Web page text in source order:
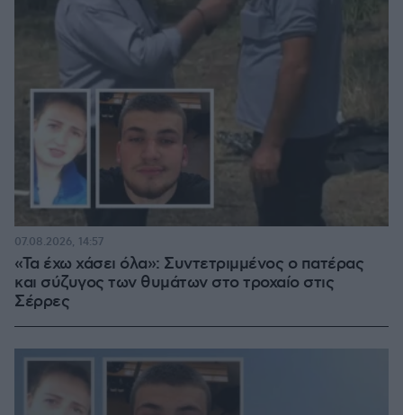
«Τα έχω χάσει όλα»: Συντετριμμένος ο πατέρας
και σύζυγος των θυμάτων στο τροχαίο στις
Σέρρες
07.08.2026, 14:57